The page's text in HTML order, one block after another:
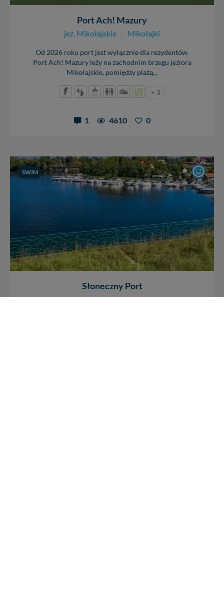
Port Ach! Mazury
jez. Mikołajskie / Mikołajki
Od 2026 roku port jest wyłącznie dla rezydentów.
Port Ach! Mazury leży na zachodnim brzegu jeziora
Mikołajskie, pomiędzy plażą...
+ 3
1 4610 0
SWJM
Słoneczny Port
jez. Tałty / Mikołajki